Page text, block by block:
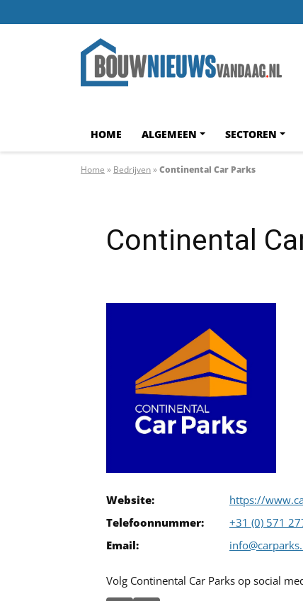
HOME ALGEMEEN SECTOREN
Home » Bedrijven»Continental Car Parks
Continental
Website:
https://
Telefoonnummer:
+31 (0) 571
Email:
Volg Continental Car Parks op social